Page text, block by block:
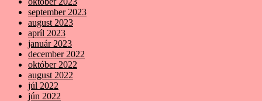
september 2023
august 2023
apríl 2023
január 2023
december 2022
október 2022
august 2022
júl 2022
jún 2022